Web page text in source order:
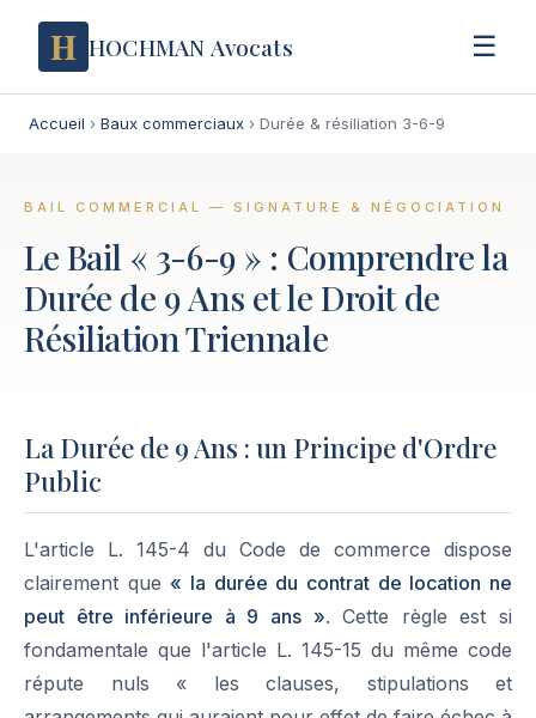
H HOCHMAN Avocats ☰
Accueil › Baux commerciaux › Durée & résiliation 3-6-9
BAIL COMMERCIAL — SIGNATURE & NÉGOCIATION
Le Bail « 3-6-9 » : Comprendre la
Durée de 9 Ans et le Droit de
Résiliation Triennale
La Durée de 9 Ans : un Principe d'Ordre
Public
L'article L. 145-4 du Code de commerce dispose
clairement que « la durée du contrat de location ne
peut être inférieure à 9 ans ». Cette règle est si
fondamentale que l'article L. 145-15 du même code
répute nuls « les clauses, stipulations et